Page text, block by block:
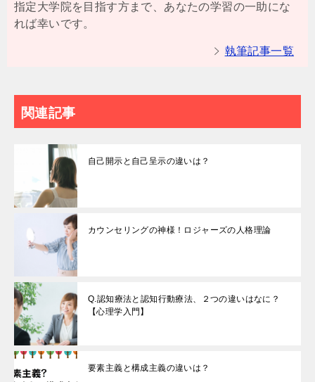
指定大学院を目指す方まで、あなたの学習の一助にな
れば幸いです。
執筆記事一覧
関連記事
自己開示と自己呈示の違いは？
カウンセリングの神様！ロジャーズの人格理論
Q.認知療法と認知行動療法、２つの違いはなに？
【心理学入門】
要素主義と構成主義の違いは？